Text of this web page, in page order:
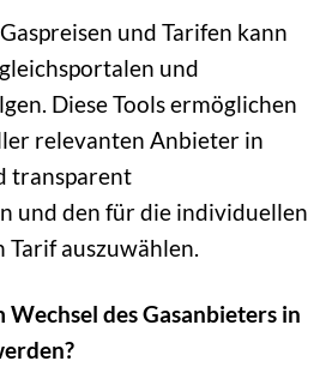
und Tarifen kann
und
Diese Tools ermöglichen
relevanten Anbieter in
transparent
und den für die individuellen
Tarif auszuwählen.
des Gasanbieters in